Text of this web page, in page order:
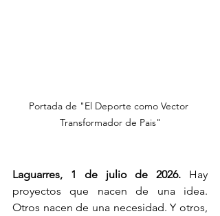
Portada de "El Deporte como Vector
Transformador de Pais"
Laguarres, 1 de julio de 2026. Hay
proyectos que nacen de una idea.
Otros nacen de una necesidad. Y otros,